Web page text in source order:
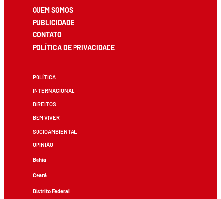
QUEM SOMOS
PUBLICIDADE
CONTATO
POLÍTICA DE PRIVACIDADE
POLÍTICA
INTERNACIONAL
DIREITOS
BEM VIVER
SOCIOAMBIENTAL
OPINIÃO
Bahia
Ceará
Distrito Federal